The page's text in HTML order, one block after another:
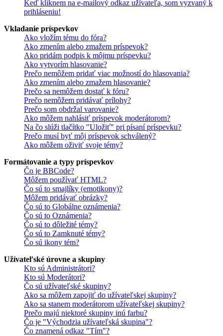
Keď kliknem na e-mailový odkaz užívateľa, som vyzvaný k
prihláseniu!
Vkladanie príspevkov
Ako vložím tému do fóra?
Ako zmením alebo zmažem príspevok?
Ako pridám podpis k môjmu príspevku?
Ako vytvorím hlasovanie?
Prečo nemôžem pridať viac možností do hlasovania?
Ako zmením alebo zmažem hlasovanie?
Prečo sa nemôžem dostať k fóru?
Prečo nemôžem pridávať prílohy?
Prečo som obdržal varovanie?
Ako môžem nahlásiť príspevok moderátorom?
Na čo slúži tlačítko "Uložiť" pri písaní príspevku?
Prečo musí byť môj príspevok schválený?
Ako môžem oživiť svoje témy?
Formátovanie a typy príspevkov
Čo je BBCode?
Môžem používať HTML?
Čo sú to smajlíky (emotikony)?
Môžem pridávať obrázky?
Čo sú to Globálne oznámenia?
Čo sú to Oznámenia?
Čo sú to dôležité témy?
Čo sú to Zamknuté témy?
Čo sú ikony tém?
Užívateľské úrovne a skupiny
Kto sú Administrátori?
Kto sú Moderátori?
Čo sú užívateľské skupiny?
Ako sa môžem zapojiť do užívateľskej skupiny?
Ako sa stanem moderátorom užívateľskej skupiny?
Prečo majú niektoré skupiny inú farbu?
Čo je "Východzia užívateľská skupina"?
Čo znamená odkaz "Tím"?